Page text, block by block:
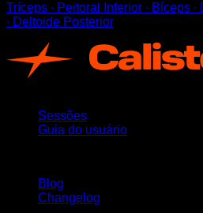
Tríceps ∙ Peitoral Inferior ∙ Bíceps
∙ Deltoide Posterior
Sessões
Guia do usuário
Blog
Changelog